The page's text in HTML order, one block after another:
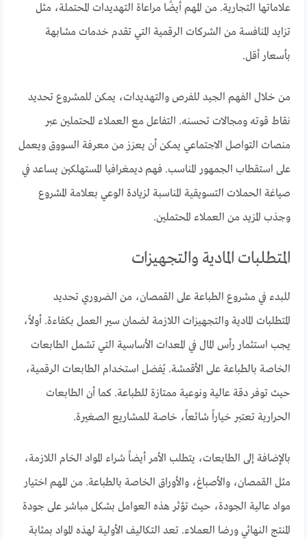
علاماتها التجارية. من المهم أيضًا مراعاة التهديدات المحتملة، مثل
تزايد المنافسة من الشركات الرقمية التي تقدم خدمات مشابهة
بأسعار أقل.
من خلال الفهم الجيد للفرص والتهديدات، يمكن للمشروع تحديد
نقاط قوته ومجالات تحسنه. التفاعل مع العملاء المحتملين عبر
منصات التواصل الاجتماعي يمكن أن يعزز من معرفة السووق ويعمل
على استقطاب الجمهور المناسب. فهم ديمغرافيا المستهلكين يساعد في
صياغة الحملات التسويقية المناسبة لزيادة الوعي بعلامة المشروع
وجذب المزيد من العملاء المحتملين.
المتطلبات المادية والتجهيزات
للبدء في مشروع الطباعة على القمصان، من الضروري تحديد
المتطلبات المادية والتجهيزات اللازمة لضمان سير العمل بكفاءة. أولاً،
يجب استثمار رأس المال في المعدات الأساسية التي تشمل الطابعات
الخاصة بالطباعة على الأقمشة. يُفضل استخدام الطابعات الرقمية،
حيث توفر دقة عالية ونوعية ممتازة للطباعة. كما أن الطابعات
الحرارية تعتبر خياراً شائعاً، خاصة للمشاريع الصغيرة.
بالإضافة إلى الطابعات، يتطلب الأمر أيضاً شراء المواد الخام اللازمة،
مثل القمصان، والأصباغ، والأوراق الخاصة بالطباعة. من المهم اختيار
مواد عالية الجودة، حيث تؤثر هذه العوامل بشكل مباشر على جودة
المنتج النهائي ورضا العملاء. تعد التكاليف الأولية لهذه المواد بمثابة